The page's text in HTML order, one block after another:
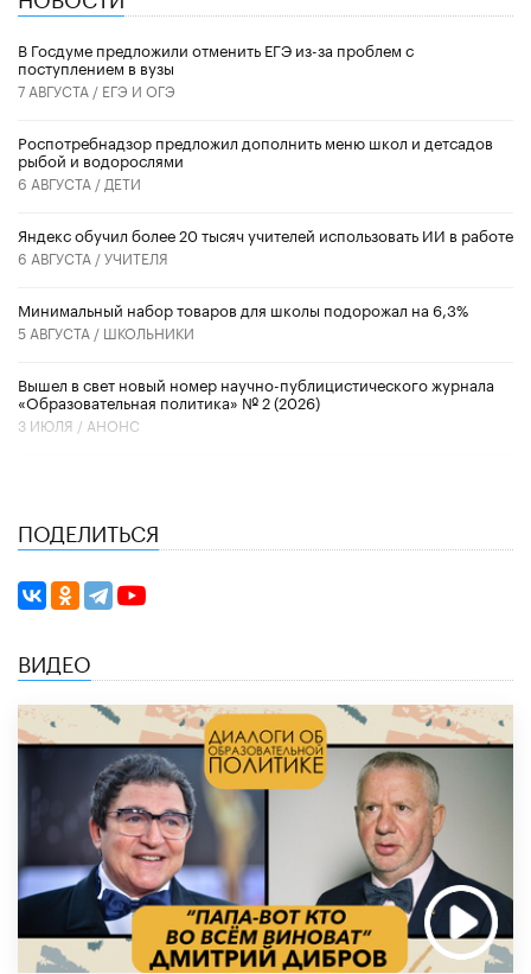
В Госдуме предложили отменить ЕГЭ из-за проблем с
поступлением в вузы
7 АВГУСТА / ЕГЭ И ОГЭ
Роспотребнадзор предложил дополнить меню школ и детсадов
рыбой и водорослями
6 АВГУСТА / ДЕТИ
​Яндекс обучил более 20 тысяч учителей использовать ИИ в работе
6 АВГУСТА /УЧИТЕЛЯ
Минимальный набор товаров для школы подорожал на 6,3%
5 АВГУСТА / ШКОЛЬНИКИ
Вышел в свет новый номер научно-публицистического журнала
«Образовательная политика» № 2 (2026)
3 ИЮЛЯ / АНОНС
ПОДЕЛИТЬСЯ
ВИДЕО